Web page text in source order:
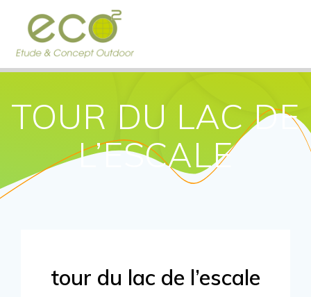
TOUR DU LAC DE
L’ESCALE
tour du lac de l’escale